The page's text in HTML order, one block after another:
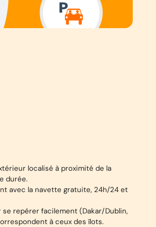
localisé à proximité de la
durée.
avec la navette gratuite, 24h/24 et
repérer facilement (Dakar/Dublin,
à ceux des îlots.